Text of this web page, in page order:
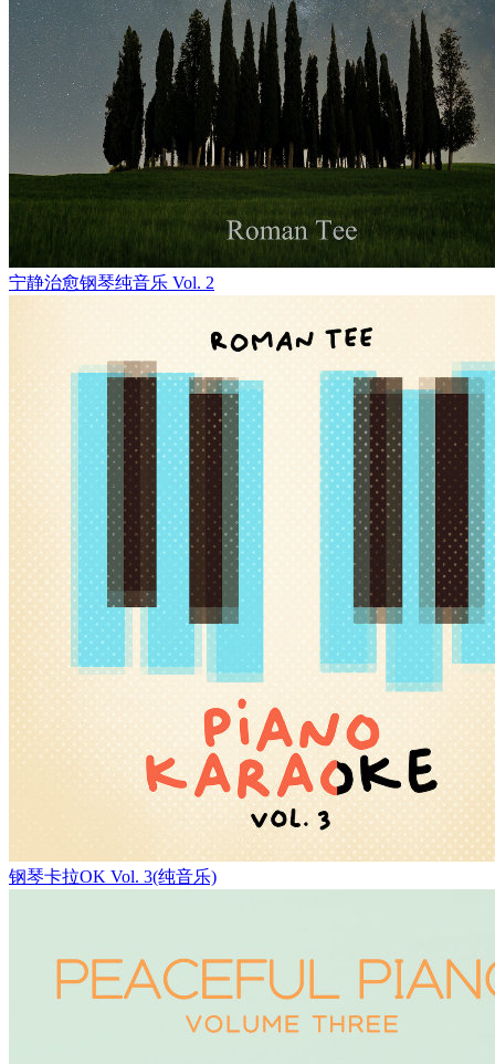
宁静治愈钢琴纯音乐 Vol. 2
钢琴卡拉OK Vol. 3(纯音乐)